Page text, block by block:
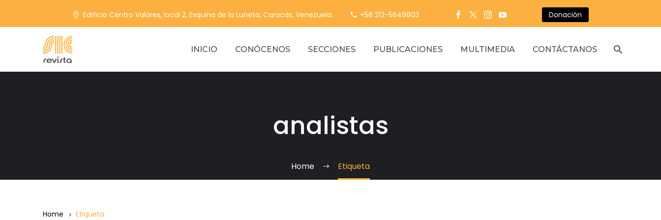
Edificio Centro Valores, local 2, Esquina de la Luneta, Caracas, Venezuela. +58 212-5649803 Donación
INICIO CONÓCENOS SECCIONES PUBLICACIONES MULTIMEDIA CONTÁCTANOS
analistas
Home Etiqueta
Home Etiqueta